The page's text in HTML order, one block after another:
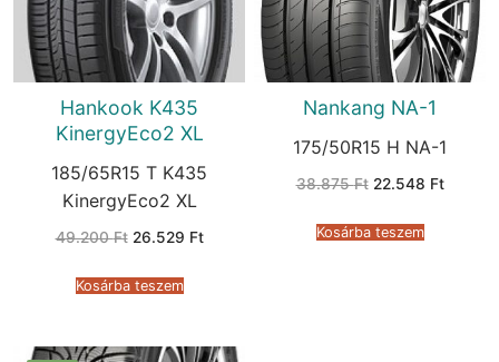
Hankook K435
KinergyEco2 XL
185/65R15 T K435
KinergyEco2 XL
49.200Ft Original
49.200 Ft.
26.529 FtCurrent
Kosárba teszem
Nankang NA-1
175/50R15 H NA-1
38.875Ft Original
38.875 Ft.
22.548 FtCurrent
Kosárba teszem